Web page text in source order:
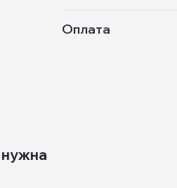
Оплата
нужна